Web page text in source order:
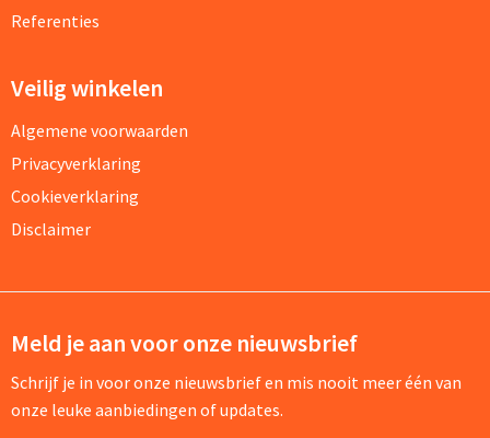
Referenties
Veilig winkelen
Algemene voorwaarden
Privacyverklaring
Cookieverklaring
Disclaimer
Meld je aan voor onze nieuwsbrief
Schrijf je in voor onze nieuwsbrief en mis nooit meer één van
onze leuke aanbiedingen of updates.